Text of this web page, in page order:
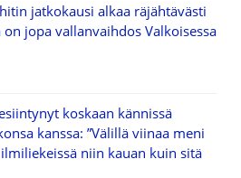
jatkokausi alkaa räjähtävästi
on jopa vallanvaihdos Valkoisessa
koskaan kännissä
kanssa: ”Välillä viinaa meni
niin kauan kuin sitä